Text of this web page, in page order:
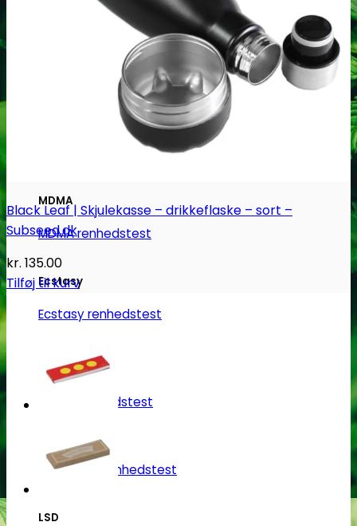
Kokain renhedhedstest
Crack renhedhedstest
Kokain blandingsmiddel test
MDMA
MDMA renhedstest
Ecstasy
Ecstasy renhedstest
Heroin
Heroin renhedstest
Badesalte
Badesalte renhedstest
LSD
Black Leaf | Skjulekasse – drikkeflaske – sort –
Subseed.dk
kr. 135.00
Tilføj til kurv